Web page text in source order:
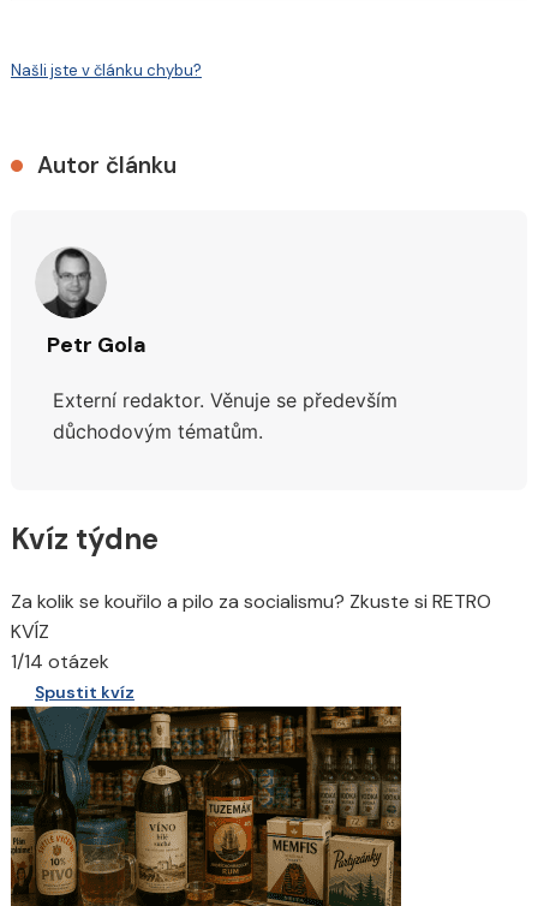
Našli jste v článku chybu?
Autor článku
Petr Gola
Externí redaktor. Věnuje se především
důchodovým tématům.
Kvíz týdne
Za kolik se kouřilo a pilo za socialismu? Zkuste si RETRO
KVÍZ
1/14 otázek
Spustit kvíz